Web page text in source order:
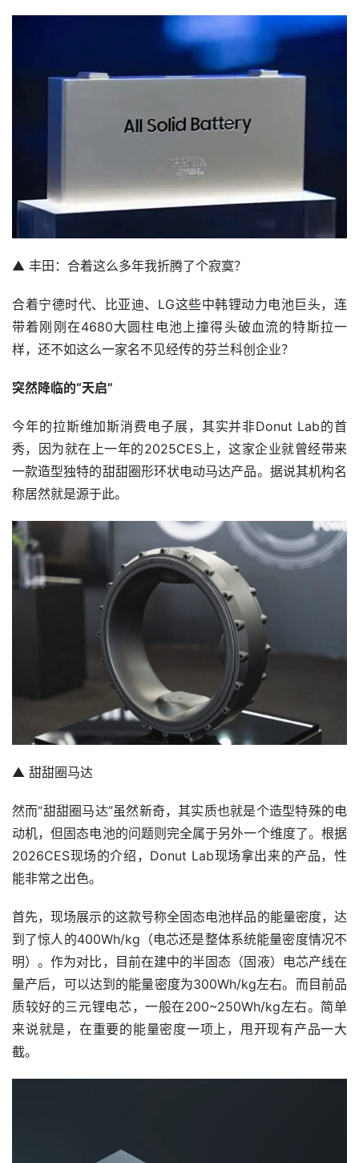
▲ 丰田：合着这么多年我折腾了个寂寞？
合着宁德时代、比亚迪、LG这些中韩锂动力电池巨头，连
带着刚刚在4680大圆柱电池上撞得头破血流的特斯拉一
样，还不如这么一家名不见经传的芬兰科创企业？
突然降临的“天启”
今年的拉斯维加斯消费电子展，其实并非Donut Lab的首
秀，因为就在上一年的2025CES上，这家企业就曾经带来
一款造型独特的甜甜圈形环状电动马达产品。据说其机构名
称居然就是源于此。
▲ 甜甜圈马达
然而“甜甜圈马达”虽然新奇，其实质也就是个造型特殊的电
动机，但固态电池的问题则完全属于另外一个维度了。根据
2026CES现场的介绍，Donut Lab现场拿出来的产品，性
能非常之出色。
首先，现场展示的这款号称全固态电池样品的能量密度，达
到了惊人的400Wh/kg（电芯还是整体系统能量密度情况不
明）。作为对比，目前在建中的半固态（固液）电芯产线在
量产后，可以达到的能量密度为300Wh/kg左右。而目前品
质较好的三元锂电芯，一般在200~250Wh/kg左右。简单
来说就是，在重要的能量密度一项上，甩开现有产品一大
截。